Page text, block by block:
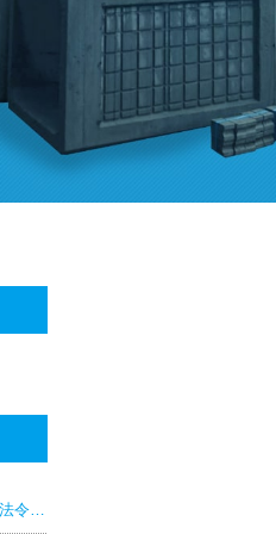
大切な商品の安全を守る為、法令遵守を徹底しています！